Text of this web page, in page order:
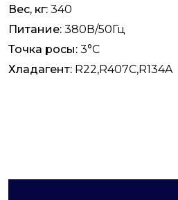
Вес, кг: 340
Питание: 380В/50Гц
Точка росы: 3°С
Хладагент: R22,R407C,R134A